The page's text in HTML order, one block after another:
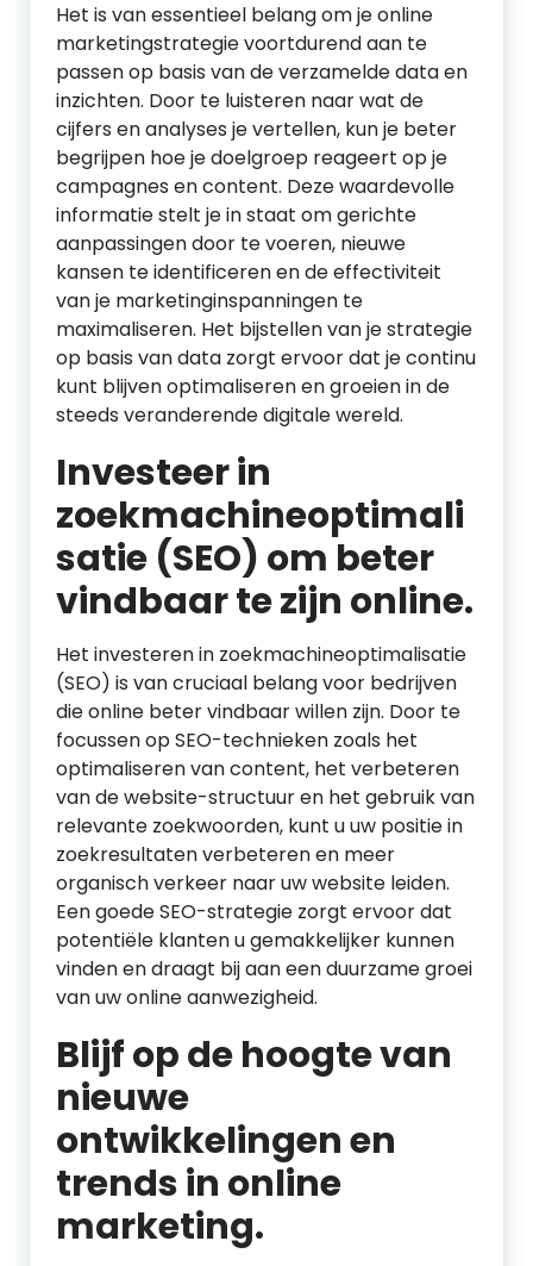
Het is van essentieel belang om je online
marketingstrategie voortdurend aan te
passen op basis van de verzamelde data en
inzichten. Door te luisteren naar wat de
cijfers en analyses je vertellen, kun je beter
begrijpen hoe je doelgroep reageert op je
campagnes en content. Deze waardevolle
informatie stelt je in staat om gerichte
aanpassingen door te voeren, nieuwe
kansen te identificeren en de effectiviteit
van je marketinginspanningen te
maximaliseren. Het bijstellen van je strategie
op basis van data zorgt ervoor dat je continu
kunt blijven optimaliseren en groeien in de
steeds veranderende digitale wereld.
Investeer in
zoekmachineoptimali
satie (SEO) om beter
vindbaar te zijn online.
Het investeren in zoekmachineoptimalisatie
(SEO) is van cruciaal belang voor bedrijven
die online beter vindbaar willen zijn. Door te
focussen op SEO-technieken zoals het
optimaliseren van content, het verbeteren
van de website-structuur en het gebruik van
relevante zoekwoorden, kunt u uw positie in
zoekresultaten verbeteren en meer
organisch verkeer naar uw website leiden.
Een goede SEO-strategie zorgt ervoor dat
potentiële klanten u gemakkelijker kunnen
vinden en draagt bij aan een duurzame groei
van uw online aanwezigheid.
Blijf op de hoogte van
nieuwe
ontwikkelingen en
trends in online
marketing.